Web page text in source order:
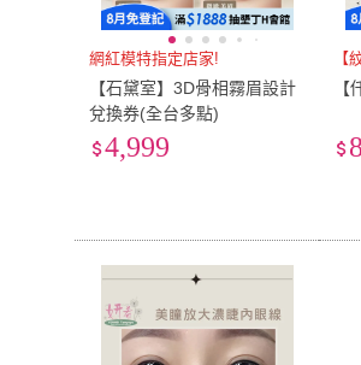
網紅模特指定店家!
【石黛室】3D骨相霧眉設計
兌換券(全台多點)
4,999